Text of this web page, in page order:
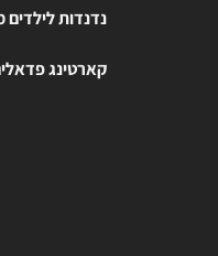
נדנדות
קארטינג